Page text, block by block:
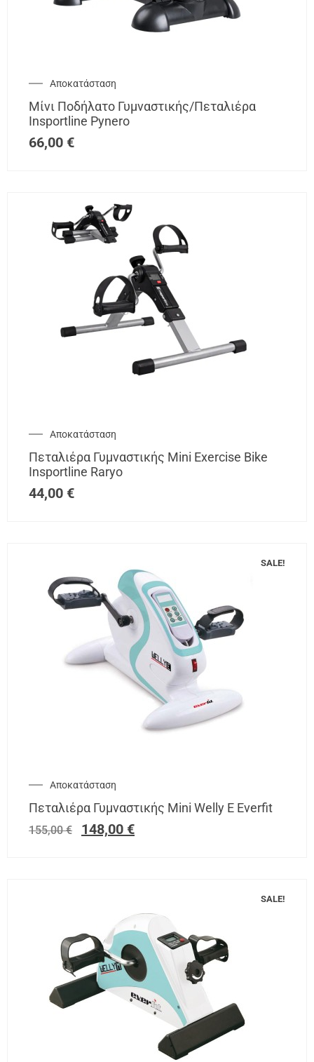
Αποκατάσταση
Μίνι Ποδήλατο Γυμναστικής/Πεταλιέρα
Insportline Pynero
66,00 €
Αποκατάσταση
Πεταλιέρα Γυμναστικής Mini Exercise Bike
Insportline Raryo
44,00 €
SALE!
Αποκατάσταση
Πεταλιέρα Γυμναστικής Mini Welly E Everfit
155,00€ 148,00 €
SALE!